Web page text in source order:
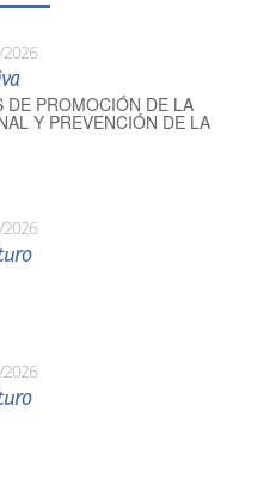
DE PROMOCIÓN DE LA
Y PREVENCIÓN DE LA